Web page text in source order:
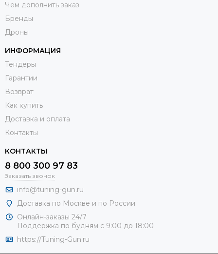
Чем дополнить заказ
Бренды
Дроны
ИНФОРМАЦИЯ
Тендеры
Гарантии
Возврат
Как купить
Доставка и оплата
Контакты
КОНТАКТЫ
8 800 300 97 83
Заказать звонок
info@tuning-gun.ru
Доставка по Москве и по России
Онлайн-заказы 24/7
Поддержка по будням с 9:00 до 18:00
https://Tuning-Gun.ru